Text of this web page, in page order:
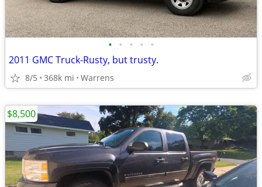
• • • • •
2011 GMC Truck-Rusty, but trusty.
8/5 368k mi Warrens
$8,500